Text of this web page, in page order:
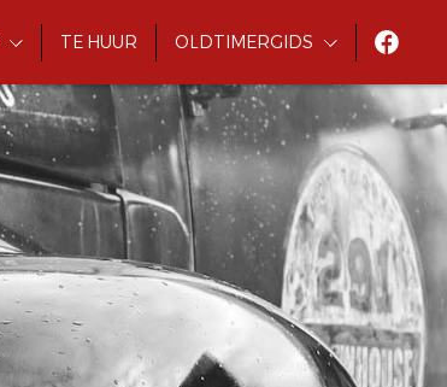
TE HUUR OLDTIMERGIDS